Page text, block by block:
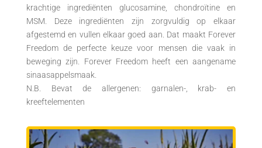
krachtige ingrediënten glucosamine, chondroïtine en
MSM. Deze ingrediënten zijn zorgvuldig op elkaar
afgestemd en vullen elkaar goed aan. Dat maakt Forever
Freedom de perfecte keuze voor mensen die vaak in
beweging zijn. Forever Freedom heeft een aangename
sinaasappelsmaak.
N.B. Bevat de allergenen: garnalen-, krab- en
kreeftelementen